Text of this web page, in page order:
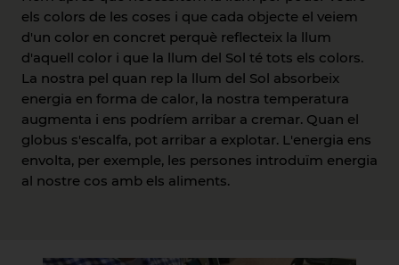
els colors de les coses i que cada objecte el veiem
d'un color en concret perquè reflecteix la llum
d'aquell color i que la llum del Sol té tots els colors.
La nostra pel quan rep la llum del Sol absorbeix
energia en forma de calor, la nostra temperatura
augmenta i ens podríem arribar a cremar. Quan el
globus s'escalfa, pot arribar a explotar. L'energia ens
envolta, per exemple, les persones introduïm energia
al nostre cos amb els aliments.